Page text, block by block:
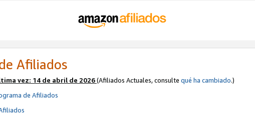
Afiliados
vez: 14 de abril de 2026(Afiliados Actuales, consulte qué ha cambiado.)
de Afiliados